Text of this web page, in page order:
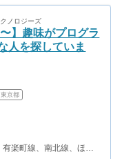
ノロジーズ
】趣味がプログラ
人を探していま
東京都
楽町線、南北線、ほ